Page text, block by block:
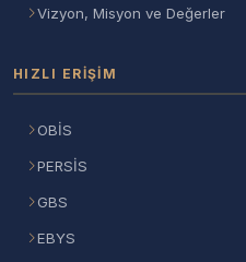
Vizyon, Misyon ve Değerler
HIZLI ERIŞIM
OBİS
PERSİS
GBS
EBYS